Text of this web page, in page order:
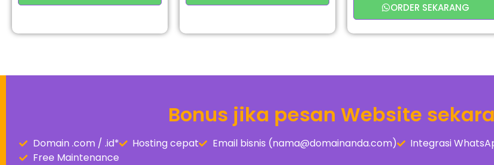
ORDER SEKARANG
Bonus jika pesan Website
Domain .com / .id* Hosting cepat Email bisnis (nama@domainanda.com) Integrasi
Free Maintenance